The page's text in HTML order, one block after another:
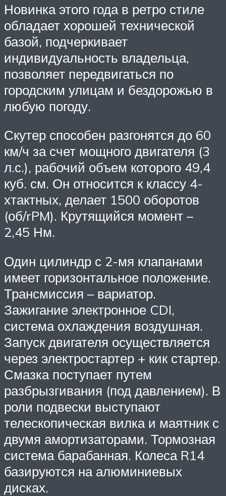
Новинка этого года в ретро стиле
обладает хорошей технической
базой, подчеркивает
индивидуальность владельца,
позволяет передвигаться по
городским улицам и бездорожью в
любую погоду.
Скутер способен разгонятся до 60
км/ч за счет мощного двигателя (3
л.с.), рабочий объем которого 49,4
куб. см. Он относится к классу 4-
хтактных, делает 1500 оборотов
(об/rPM). Крутящийся момент –
2,45 Нм.
Один цилиндр с 2-мя клапанами
имеет горизонтальное положение.
Трансмиссия – вариатор.
Зажигание электронное CDI,
система охлаждения воздушная.
Запуск двигателя осуществляется
через электростартер + кик стартер.
Смазка поступает путем
разбрызгивания (под давлением). В
роли подвески выступают
телескопическая вилка и маятник с
двумя амортизаторами. Тормозная
система барабанная. Колеса R14
базируются на алюминиевых
дисках.